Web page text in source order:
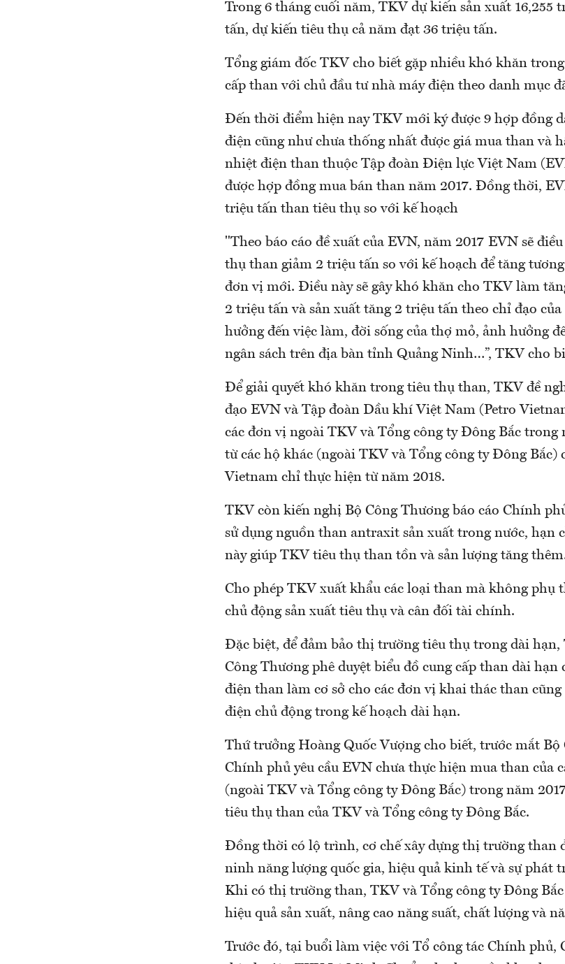
Trong 6 tháng cuối năm, TKV dự kiến sản xuất 16,255
tấn, dự kiến tiêu thụ cả năm đạt 36 triệu tấn.
Tổng giám đốc TKV cho biết gặp nhiều khó khăn
cấp than với chủ đầu tư nhà máy điện theo danh mục
Đến thời điểm hiện nay TKV mới ký được 9 hợp đồng
điện cũng như chưa thống nhất được giá mua than và
nhiệt điện than thuộc Tập đoàn Điện lực Việt Nam
được hợp đồng mua bán than năm 2017. Đồng thời,
triệu tấn than tiêu thụ so với kế hoạch
"Theo báo cáo đề xuất của EVN, năm 2017 EVN sẽ
thụ than giảm 2 triệu tấn so với kế hoạch để tăng
đơn vị mới. Điều này sẽ gây khó khăn cho TKV làm
2 triệu tấn và sản xuất tăng 2 triệu tấn theo chỉ đạo
hưởng đến việc làm, đời sống của thợ mỏ, ảnh hưởng
ngân sách trên địa bàn tỉnh Quảng Ninh…”, TKV cho
Để giải quyết khó khăn trong tiêu thụ than, TKV đề
đạo EVN và Tập đoàn Dầu khí Việt Nam (Petro
các đơn vị ngoài TKV và Tổng công ty Đông Bắc trong
từ các hộ khác (ngoài TKV và Tổng công ty Đông Bắc)
Vietnam chỉ thực hiện từ năm 2018.
TKV còn kiến nghị Bộ Công Thương báo cáo Chính
sử dụng nguồn than antraxit sản xuất trong nước, hạn
này giúp TKV tiêu thụ than tồn và sản lượng tăng
Cho phép TKV xuất khẩu các loại than mà không phụ
chủ động sản xuất tiêu thụ và cân đối tài chính.
Đặc biệt, để đảm bảo thị trường tiêu thụ trong dài hạn,
Công Thương phê duyệt biểu đồ cung cấp than dài hạn
điện than làm cơ sở cho các đơn vị khai thác than
điện chủ động trong kế hoạch dài hạn.
Thứ trưởng Hoàng Quốc Vượng cho biết, trước mắt Bộ
Chính phủ yêu cầu EVN chưa thực hiện mua than của
(ngoài TKV và Tổng công ty Đông Bắc) trong năm
tiêu thụ than của TKV và Tổng công ty Đông Bắc.
Đồng thời có lộ trình, cơ chế xây dựng thị trường than
ninh năng lượng quốc gia, hiệu quả kinh tế và sự phát
Khi có thị trường than, TKV và Tổng công ty Đông
hiệu quả sản xuất, nâng cao năng suất, chất lượng và
Trước đó, tại buổi làm việc với Tổ công tác Chính phủ,